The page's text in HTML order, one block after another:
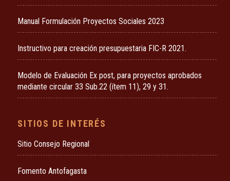
Manual Formulación Proyectos Sociales 2023
Instructivo para creación presupuestaria FIC-R 2021.
Modelo de Evaluación Ex post, para proyectos aprobados
mediante circular 33 Sub.22 (ítem 11), 29 y 31.
SITIOS DE INTERÉS
Sitio Consejo Regional
Fomento Antofagasta